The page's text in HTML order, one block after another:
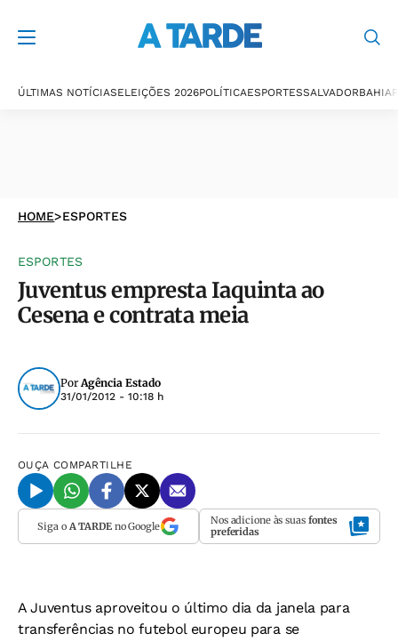
ÚLTIMAS NOTÍCIASELEIÇÕES 2026POLÍTICAESPORTESSALVADORBAHIA
HOME>ESPORTES
ESPORTES
Juventus empresta Iaquinta ao
Cesena e contrata meia
PorAgência Estado
31/01/2012 - 10:18 h
OUÇA COMPARTILHE
Siga o A TARDEno Google Nos adicione às suas fontes
preferidas
A Juventus aproveitou o último dia da janela para
transferências no futebol europeu para se